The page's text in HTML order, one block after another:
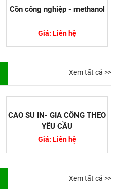
Cồn công nghiệp - methanol
Giá: Liên hệ
Xem tất cả >>
CAO SU IN- GIA CÔNG THEO
YÊU CẦU
Giá: Liên hệ
Xem tất cả >>
màu
Trong quá trình in ấn việc bị lệch
màu trên ấn phẩm so với bản thiết
kế là sự cố rất thường gặp. Màu
Công nghệ in ấn truyền thống và
hiện đại
phú sản phẩm, kích thích nhu cầu